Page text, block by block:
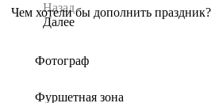
Назад
Далее
Чем хотели бы дополнить праздник?
Фотограф
Фуршетная зона